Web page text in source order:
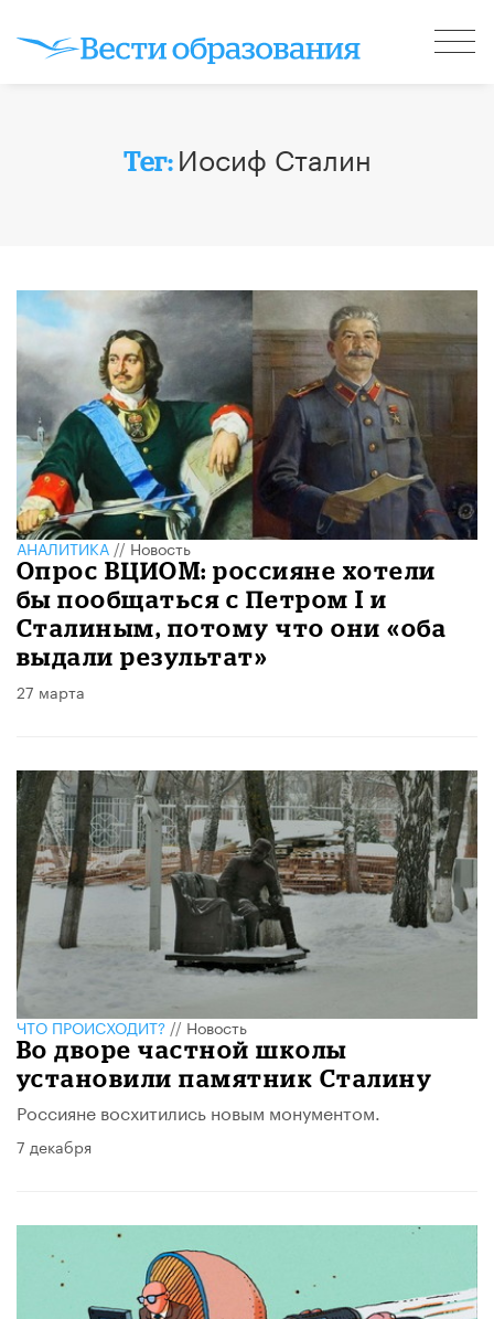
Тег: Иосиф Сталин
АНАЛИТИКА//Новость
Опрос ВЦИОМ: россияне хотели
бы пообщаться с Петром I и
Сталиным, потому что они «оба
выдали результат»
27 марта
ЧТО ПРОИСХОДИТ?//Новость
Во дворе частной школы
установили памятник Сталину
Россияне восхитились новым монументом.
7 декабря